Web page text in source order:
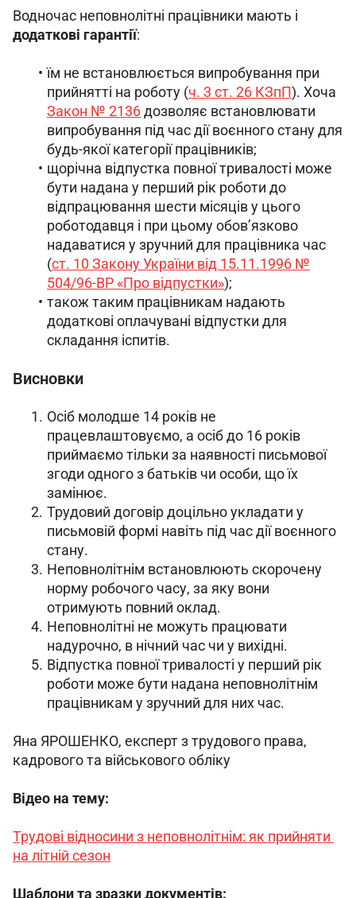
Водночас неповнолітні працівники мають і
додаткові гарантії:
їм не встановлюється випробування при
прийнятті на роботу (ч. 3 ст. 26 КЗпП). Хоча
Закон № 2136дозволяє встановлювати
випробування під час дії воєнного стану для
будь-якої категорії працівників;
щорічна відпустка повної тривалості може
бути надана у перший рік роботи до
відпрацювання шести місяців у цього
роботодавця і при цьому обов’язково
надаватися у зручний для працівника час
(ст. 10 Закону України від 15.11.1996 №
504/96-ВР «Про відпустки»);
також таким працівникам надають
додаткові оплачувані відпустки для
складання іспитів.
Висновки
Осіб молодше 14 років не
працевлаштовуємо, а осіб до 16 років
приймаємо тільки за наявності письмової
згоди одного з батьків чи особи, що їх
замінює.
Трудовий договір доцільно укладати у
письмовій формі навіть під час дії воєнного
стану.
Неповнолітнім встановлюють скорочену
норму робочого часу, за яку вони
отримують повний оклад.
Неповнолітні не можуть працювати
надурочно, в нічний час чи у вихідні.
Відпустка повної тривалості у перший рік
роботи може бути надана неповнолітнім
працівникам у зручний для них час.
Яна ЯРОШЕНКО, експерт з трудового права,
кадрового та військового обліку
Відео на тему:
Трудові відносини з неповнолітнім: як прийняти
на літній сезон
Шаблони та зразки документів: